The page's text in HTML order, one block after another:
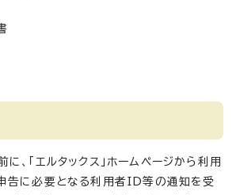
、「エルタックス」ホームページから利用
告に必要となる利用者ID等の通知を受